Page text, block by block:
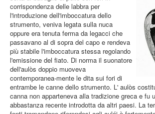
corrispondenza delle labbra per
l'introduzione dell'imboccatura dello
strumento, veniva legata sulla nuca
oppure era tenuta ferma da legacci che
passavano al di sopra del capo e rendeva
più stabile l'imboccatura stessa regolando
l'emissione del fiato. Di norma il suonatore
dell'aulòs doppio muoveva
contemporanea-mente le dita sui fori di
entrambe le canne dello strumento. L' aulòs
canna non apparteneva alla tradizione greca e fu
abbastanza recente introdotta da altri paesi. La